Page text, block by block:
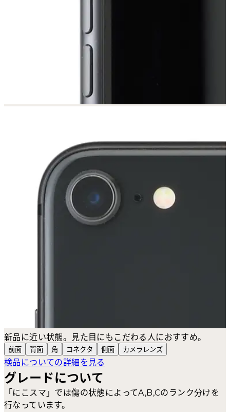
新品に近い状態。見た目にもこだわる人におすすめ。
前面 背面 角 コネクタ 側面 カメラ レンズ
検品についての詳細を見る
グレードについて
「にこスマ」では傷の状態によってA,B,Cのランク分けを
行なっています。